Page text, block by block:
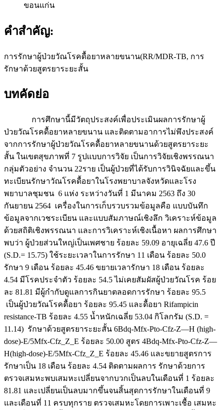
ขอนแก่น
คำสำคัญ:
การรักษาผู้ป่วยวัณโรคดื้อยาหลายขนาน(RR/MDR-TB, การ
รักษาด้วยสูตรยาระยะสั้น
บทคัดย่อ
การศึกษานี้มีวัตถุประสงค์เพื่อประเมินผลการรักษาผู้
ป่วยวัณโรคดื้อยาหลายขนาน และติดตามอาการไม่พึงประสงค์
จากการรักษาผู้ป่วยวัณโรคดื้อยาหลายขนานด้วยสูตรยาระยะ
สั้น ในเขตสุขภาพที่ 7 รูปแบบการวิจัย เป็นการวิจัยเชิงพรรณนา
กลุ่มตัวอย่าง จำนวน 22ราย เป็นผู้ป่วยที่ได้รับการวินิจฉัยและขึ้น
ทะเบียนรักษาวัณโรคดื้อยาในโรงพยาบาลจังหวัดและโรง
พยาบาลชุมชน 6 แห่ง ระหว่างวันที่ 1 มีนาคม 2563 ถึง 30
กันยายน 2564 เครื่องในการเก็บรวบรวมข้อมูลคือ แบบบันทึก
ข้อมูลจากเวชระเบียน และแบบสัมภาษณ์เชิงลึก วิเคราะห์ข้อมูล
ด้วยสถิติเชิงพรรณนา และการวิเคราะห์เชิงเนื้อหา ผลการศึกษา
พบว่า ผู้ป่วยส่วนใหญ่เป็นเพศชาย ร้อยละ 59.09 อายุเฉลี่ย 47.6 ปี
(S.D.= 15.75) ใช้ระยะเวลาในการรักษา 11 เดือน ร้อยละ 50.0
รักษา 9 เดือน ร้อยละ 45.46 ขยายเวลารักษา 18 เดือน ร้อยละ
4.54 มีโรคประจำตัว ร้อยละ 54.5 ไม่เคยสัมผัสผู้ป่วยวัณโรค ร้อย
ละ 81.81 มีผู้กำกับดูแลการกินยาตลอดการรักษา ร้อยละ 95.5
เป็นผู้ป่วยวัณโรคดื้อยา ร้อยละ 95.45 และดื้อยา Rifampicin
resistance-TB ร้อยละ 4.55 น้ำหนักเฉลี่ย 53.04 กิโลกรัม (S.D. =
11.14) รักษาด้วยสูตรยาระยะสั้น 6Bdq-Mfx-Pto-Cfz-Z—H (high-
dose)-E/5Mfx-Cfz_Z_E ร้อยละ 50.00 สูตร 4Bdq-Mfx-Pto-Cfz-Z—
H(high-dose)-E/5Mfx-Cfz_Z_E ร้อยละ 45.46 และขยายสูตรการ
รักษาเป็น 18 เดือน ร้อยละ 4.54 ติดตามผลการ รักษาด้วยการ
ตรวจเสมหะพบเสมหะเปลี่ยนจากบวกเป็นลบในเดือนที่ 1 ร้อยละ
81.81 และเปลี่ยนเป็นลบมากขึ้นจนสิ้นสุดการรักษาในเดือนที่ 9
และเดือนที่ 11 ครบทุกราย ตรวจเสมหะโดยการเพาะเชื้อ เสมหะ